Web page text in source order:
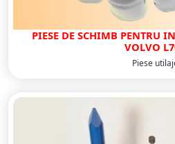
PIESE DE SCHIMB PENTRU
VOLVO
Piese